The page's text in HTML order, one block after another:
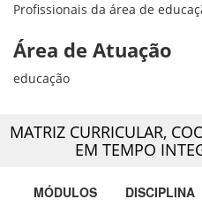
Profissionais da área de
Área de Atuação
educação
MATRIZ CURRICULAR,
EM TEMPO
MÓDULOS DISCIPLINA